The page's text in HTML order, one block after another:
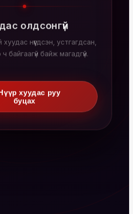
олдсонгүй
нүүгдсэн, устгагдсан,
байгаагүй байж магадгүй.
хуудас руу
буцах